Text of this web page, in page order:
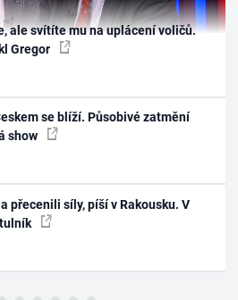
ale svítíte mu na uplácení voličů.
Gregor
se blíží. Působivé zatmění
show
přecenili síly, píší v Rakousku. V